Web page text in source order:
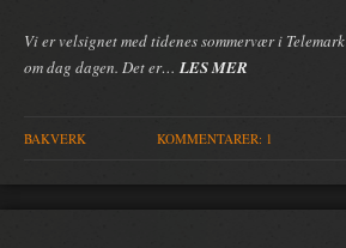
Vi er velsignet med tidenes sommervær i Telemark
om dag dagen. Det er… LES MER
BAKVERK KOMMENTARER: 1